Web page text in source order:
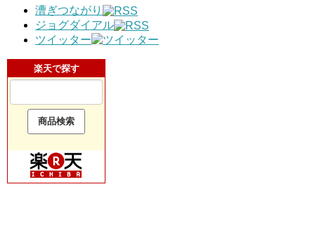
漕ぎつながり
ジョグダイアル
ツイッター
楽天で探す